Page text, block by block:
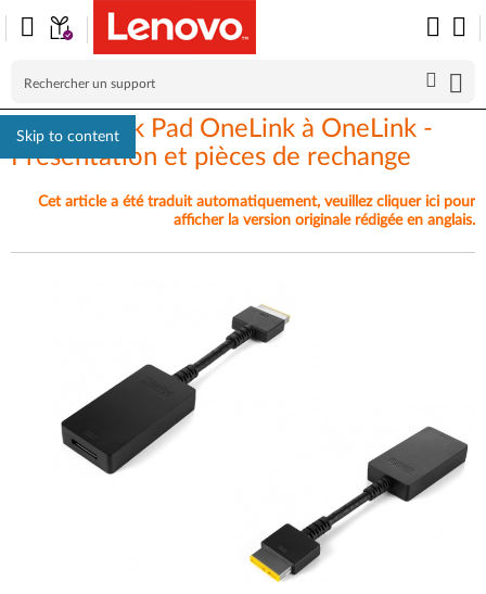
Skip to content
Câble Think Pad OneLink à OneLink -
Présentation et pièces de rechange
Cet article a été traduit automatiquement, veuillez cliquer ici pour
afficher la version originale rédigée en anglais.